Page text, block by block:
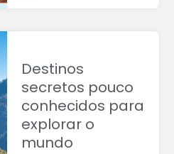
Destinos
secretos pouco
conhecidos para
explorar o
mundo